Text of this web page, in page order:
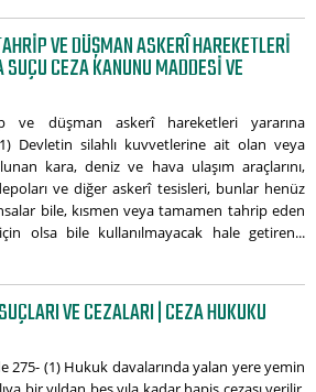
VE DÜŞMAN ASKERÎ HAREKETLERI
CEZA KANUNU MADDESI VE
ve düşman askerî hareketleri yararına
Devletin silahlı kuvvetlerine ait olan veya
kara, deniz ve hava ulaşım araçlarını,
ve diğer askerî tesisleri, bunlar henüz
bile, kısmen veya tamamen tahrip eden
olsa bile kullanılmayacak hale getiren...
VE CEZALARI | CEZA HUKUKU
275- (1) Hukuk davalarında yalan yere yemin